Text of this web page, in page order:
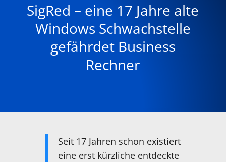
SigRed – eine 17 Jahre alte
Windows Schwachstelle
gefährdet Business
Rechner
Seit 17 Jahren schon existiert
eine erst kürzliche entdeckte